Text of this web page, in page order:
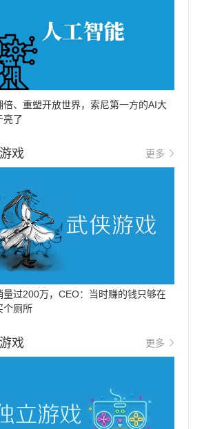
倍、重塑开放世界，索尼第一方的AI大
亮了
戏 更多
量过200万，CEO：当时赚的钱只够在
个厕所
戏 更多